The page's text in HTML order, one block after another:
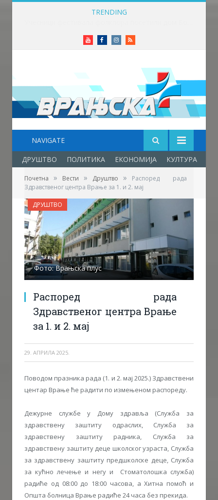
TRENDING
YoutubeFacebookInstagram
RSS
NAVIGATE
ДРУШТВО ПОЛИТИКА ЕКОНОМИЈА КУЛТУРА
Почетна » Вести » Друштво »
Распоред рада
Здравственог центра Врање за 1. и 2. мај
Фото: Врањска плус
Распоред рада
Здравственог центра Врање
за 1. и 2. мај
29. АПРИЛА 2025.
ДРУШТВО
Поводом празника рада (1. и 2. мај 2025.) Здравствени
центар Врање ће радити по измењеном распореду.
Дежурне службе у Дому здравља (Служба за
здравствену заштиту одраслих, Служба за
здравствену заштиту радника, Служба за
здравствену заштиту деце школског узраста, Служба
за здравствену заштиту предшколске деце, Служба
за кућно лечење и негу и Стоматолошка служба)
радиће од 08:00 до 18:00 часова, а Хитна помоћ и
Општа болница Врање радиће 24 часа без прекида.